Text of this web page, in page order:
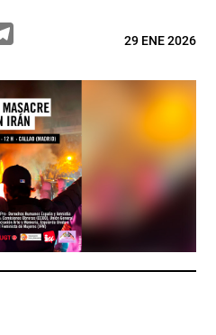
Telegram29 ENE 2026